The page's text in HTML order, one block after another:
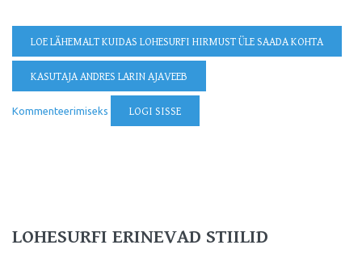
LOE LÄHEMALTKUIDAS LOHESURFI HIRMUST ÜLE SAADA KOHTA
KASUTAJA ANDRES LARIN AJAVEEB
Kommenteerimiseks LOGI SISSE
LOHESURFI ERINEVAD STIILID